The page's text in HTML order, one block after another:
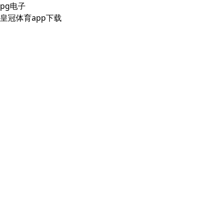
pg电子
皇冠体育app下载